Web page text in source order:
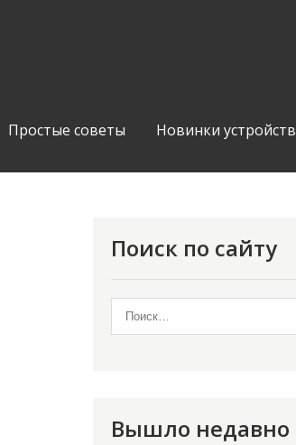
Простые советы Новинки устройств
Поиск по сайту
Вышло недавно